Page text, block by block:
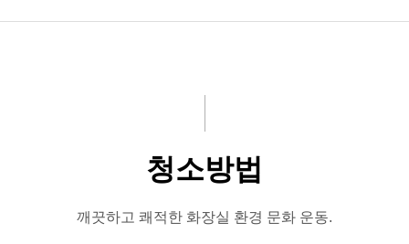
청소방법
깨끗하고 쾌적한 화장실 환경 문화 운동.